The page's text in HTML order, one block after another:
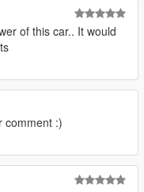
of this car.. It would
comment :)